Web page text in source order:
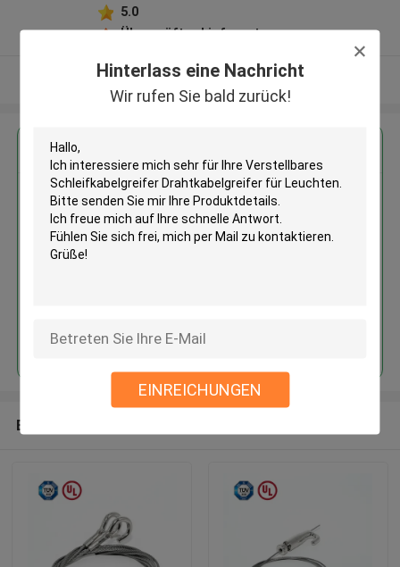
Hinterlass eine Nachricht
Wir rufen Sie bald zurück!
EINREICHUNGEN
5.0
Überprüfter Lieferant
Sehen Sie mehr an
Erhalten Sie den besten Preis für
Verstellbares
Schleifkabelgreifer
Drahtkabelgreifer für Leuchten
Fortsetzen
Empfohlene Produkte